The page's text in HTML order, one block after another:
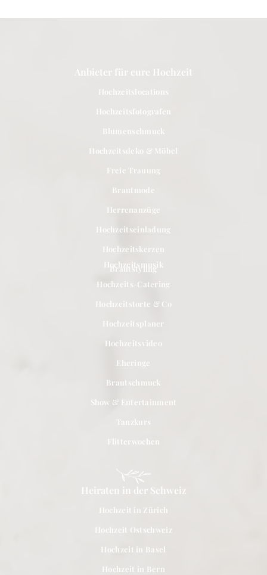
Anbieter für eure Hochzeit
Hochzeitslocations
Hochzeitsfotografen
Blumenschmuck
Hochzeitsdeko & Möbel
Freie Trauung
Brautmode
Herrenanzüge
Hochzeitseinladung
Hochzeitskerzen
Brautstyling
Hochzeitsmusik
Hochzeits-Catering
Hochzeitstorte & Co
Hochzeitsplaner
Hochzeitsvideo
Eheringe
Brautschmuck
Show & Entertainment
Tanzkurs
Flitterwochen
Heiraten in der Schweiz
Hochzeit in Zürich
Hochzeit Ostschweiz
Hochzeit in Basel
Hochzeit in Bern